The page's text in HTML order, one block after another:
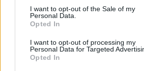
consent section.
I want to opt-out of the Sale of my
Personal Data.
Opted In
I want to opt-out of processing my
Personal Data for Targeted
Opted In
preparazione pre-campionato
Francesca Lombardi · 8 Ago 2026